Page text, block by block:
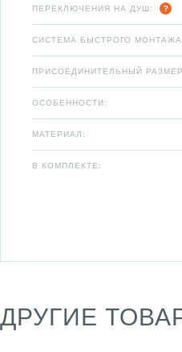
ПЕРЕКЛЮЧЕНИЯ НА ДУШ:
СИСТЕМА БЫСТРОГО
ПРИСОЕДИНИТЕЛЬНЫЙ
ОСОБЕННОСТИ:
МАТЕРИАЛ:
В КОМПЛЕКТЕ:
ДРУГИЕ